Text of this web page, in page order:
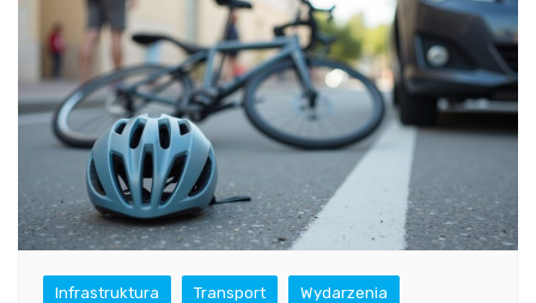
Infrastruktura Transport Wydarzenia